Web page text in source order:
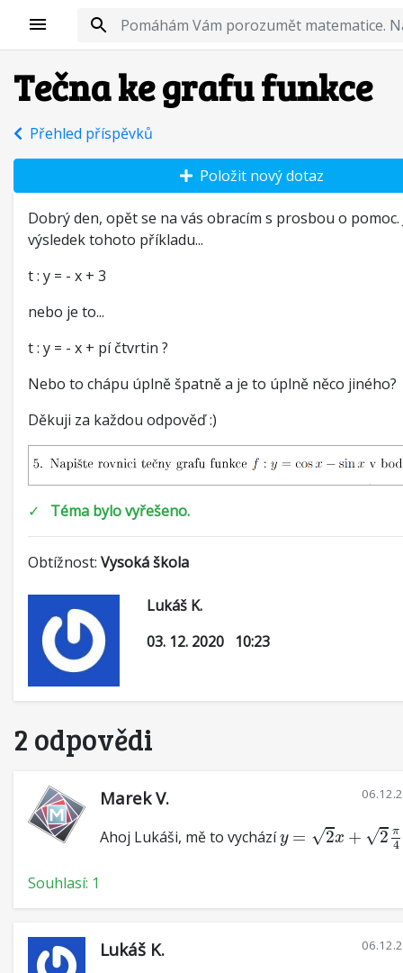
Tečna ke grafu funkce
Přehled příspěvků
Dobrý den, opět se na vás obracím s prosbou o pomoc.
výsledek tohoto příkladu...
t : y = - x + 3
nebo je to...
t : y = - x + pí čtvrtin ?
Nebo to chápu úplně špatně a je to úplně něco jiného?
Děkuji za každou odpověď :)
✓ Téma bylo vyřešeno.
Obtížnost: Vysoká škola
Lukáš K.
03. 12. 2020 10:23
2 odpovědi
Marek V.
Ahoj Lukáši, mě to vycházíy = √2x + √2 π
4
+2
Souhlasí: 1
Lukáš K.
Položit nový dotaz